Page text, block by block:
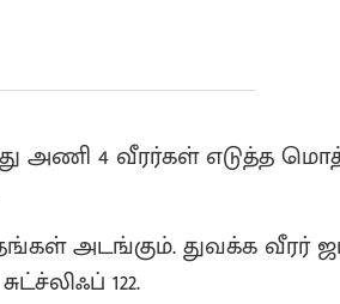
அணி 4 வீரர்கள் எடுத்த
அடங்கும். துவக்க வீரர்
122.